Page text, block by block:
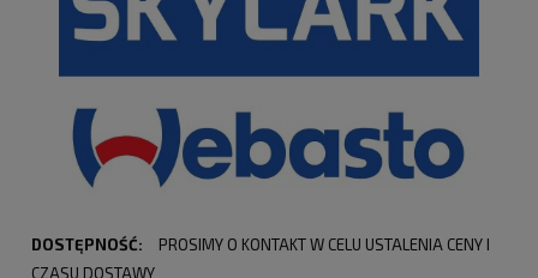
DOSTĘPNOŚĆ:
PROSIMY O KONTAKT W CELU USTALENIA CENY I
CZASU DOSTAWY